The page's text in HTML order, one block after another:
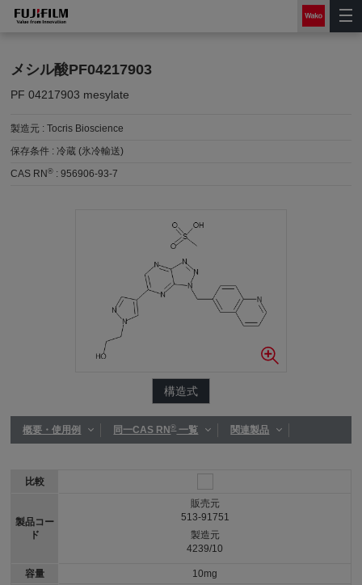
メシル酸PF04217903
PF 04217903 mesylate
製造元 :Tocris Bioscience
保存条件 :冷蔵 (氷冷輸送)
CAS RN® :956906-93-7
構造式
概要・使用例 同一CAS RN®一覧 関連製品
比較
製品コー
ド
容量
販売元
513-91751
製造元
4239/10
10mg